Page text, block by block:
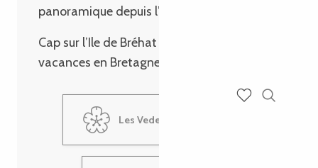
panoramique depuis l’eau.
Cap sur l’Ile de Bréhat pendant vos
vacances en Bretagne avec :
Les Vedettes de Bréhat